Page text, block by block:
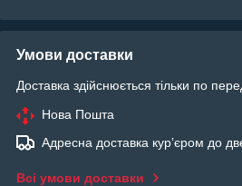
Умови доставки
Доставка здійснюється тільки по
Нова Пошта
Адресна доставка курʼєром до
Всі умови доставки